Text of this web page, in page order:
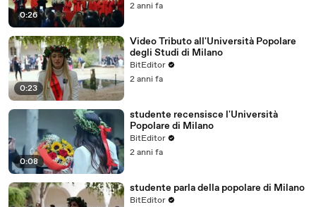
0:26
2 anni fa
0:23
Video Tributo all'Università Popolare
degli Studi di Milano
BitEditor
2 anni fa
0:08
studente recensisce l'Università
Popolare di Milano
BitEditor
2 anni fa
studente parla della popolare di Milano
BitEditor